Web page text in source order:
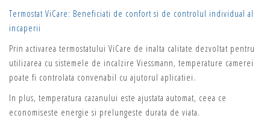
Termostat ViCare: Beneficiati de confort si de controlul individual al
incaperii
Prin activarea termostatului ViCare de inalta calitate dezvoltat pentru
utilizarea cu sistemele de incalzire Viessmann, temperature camerei
poate fi controlata convenabil cu ajutorul aplicatiei.
In plus, temperatura cazanului este ajustata automat, ceea ce
economiseste energie si prelungeste durata de viata.